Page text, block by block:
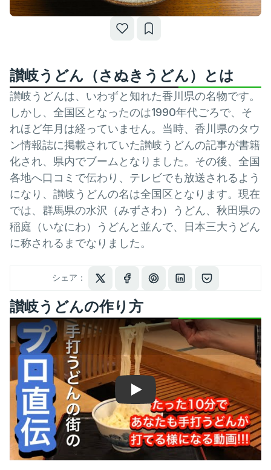
讃岐うどん（さぬきうどん）とは
讃岐うどんは、いわずと知れた香川県の名物です。
しかし、全国区となったのは1990年代ごろで、そ
れほど年月は経っていません。当時、香川県のタウ
ン情報誌に掲載されていた讃岐うどんの記事が書籍
化され、県内でブームとなりました。その後、全国
各地へ口コミで伝わり、テレビでも放送されるよう
になり、讃岐うどんの名は全国区となります。現在
では、群馬県の水沢（みずさわ）うどん、秋田県の
稲庭（いなにわ）うどんと並んで、日本三大うどん
に称されるまでなりました。
シェア：
讃岐うどんの作り方
Play